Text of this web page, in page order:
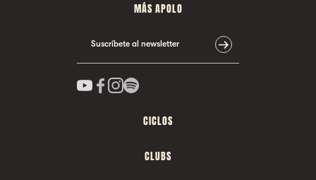
MÁS APOLO
Suscríbete al newsletter
CICLOS
CLUBS